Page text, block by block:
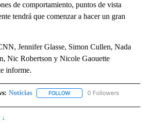
de comportamiento, puntos de vista
tendrá que comenzar a hacer un gran
Jennifer Glasse, Simon Cullen, Nada
Nic Robertson y Nicole Gaouette
informe.
Noticias FOLLOW FOLLOW "NOTICIAS" TO
0 Followers